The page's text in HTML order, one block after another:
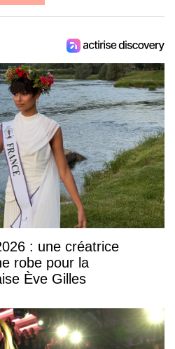
: une créatrice
robe pour la
Ève Gilles